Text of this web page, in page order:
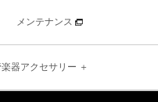
メンテナンス
器アクセサリー